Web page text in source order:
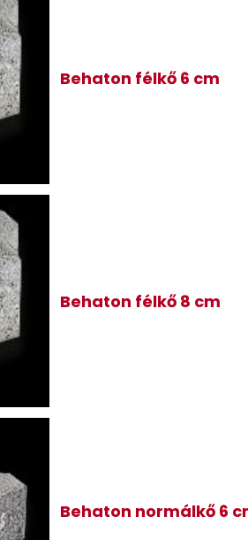
Behaton félkő 6 cm
Behaton félkő 8 cm
Behaton normálkő 6